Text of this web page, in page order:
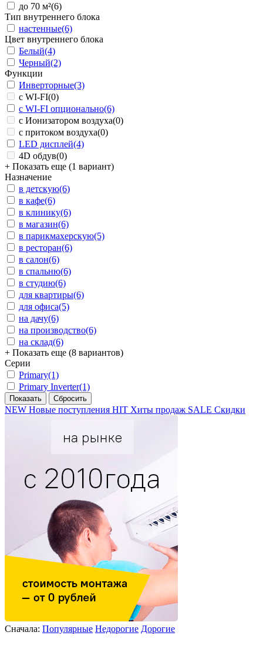
до 70 м²(6)
Тип внутреннего блока
настенные(6)
Цвет внутреннего блока
Белый(4)
Черный(2)
Функции
Инверторные(3)
с WI-FI(0)
с WI-FI опционально(6)
с Ионизатором воздуха(0)
с притоком воздуха(0)
LED дисплей(4)
4D обдув(0)
+ Показать еще (1 вариант)
Назначение
в детскую(6)
в кафе(6)
в клинику(6)
в магазин(6)
в парикмахерскую(5)
в ресторан(6)
в салон(6)
в спальню(6)
в студию(6)
для квартиры(6)
для офиса(5)
на дачу(6)
на производство(6)
на склад(6)
+ Показать еще (8 вариантов)
Серии
Primary(1)
Primary Inverter(1)
NEW Новые поступления HIT Хиты продаж SALE Скидки
Сначала: Популярные Недорогие Дорогие